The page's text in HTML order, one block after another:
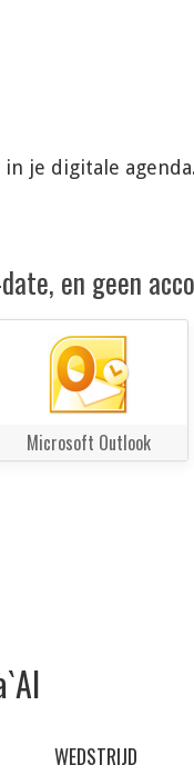
je digitale
en geen
Microsoft Outlook
WEDSTRIJD